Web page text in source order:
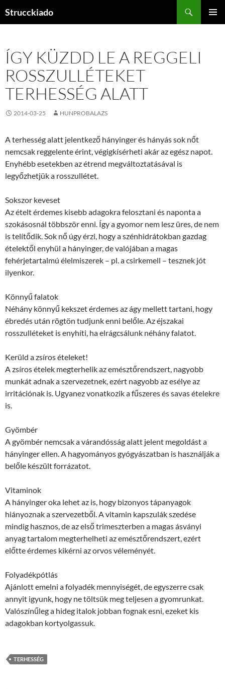
Strucckiado
ÍGY KÜZDD LE A REGGELI
ROSSZULLÉTEKET
TERHESSÉG ALATT
2014-03-25 HUNPROBALAZS
A terhesség alatt jelentkező hányinger és hányás sok nőt
nemcsak reggelente érint, végigkísérheti akár az egész napot.
Enyhébb esetekben az étrend megváltoztatásával is
legyőzhetjük a rosszullétet.
Sokszor keveset
Az ételt érdemes kisebb adagokra felosztani és naponta a
szokásosnál többször enni. Így a gyomor nem lesz üres, de nem
is telítődik. Sok nő úgy érzi, hogy a szénhidrátokban gazdag
ételektől enyhül a hányinger, de valójában a magas
fehérjetartalmú élelmiszerek – pl. a csirkemell – tesznek jót
ilyenkor.
Könnyű falatok
Néhány könnyű kekszet érdemes az ágy mellett tartani, hogy
ébredés után rögtön tudjunk enni belőle. Az éjszakai
rosszulléteket is enyhíti, ha elrágcsálunk néhány falatot.
Kerüld a zsíros ételeket!
A zsíros ételek megterhelik az emésztőrendszert, nagyobb
munkát adnak a szervezetnek, ezért nagyobb az esélye az
irritációnak is. Ugyanez vonatkozik a fűszeres és savas ételekre
is.
Gyömbér
A gyömbér nemcsak a várandósság alatt jelent megoldást a
hányinger ellen. A hagyományos gyógyászatban is használják a
belőle készült forrázatot.
Vitaminok
A hányinger oka lehet az is, hogy bizonyos tápanyagok
hiányoznak a szervezetből. A vitamin kapszulák szedése
mindig hasznos, de az első trimeszterben a magas ásványi
anyag tartalom megterhelheti az emésztőrendszert, ezért
előtte érdemes kikérni az orvos véleményét.
Folyadékpótlás
Ajánlott emelni a folyadék mennyiségét, de egyszerre csak
annyit igyunk, hogy ne töltsük meg teljesen a gyomrunkat.
Valószínűleg a hideg italok jobban fognak esni, ezeket kis
adagokban kortyolgassuk.
TERHESSÉG